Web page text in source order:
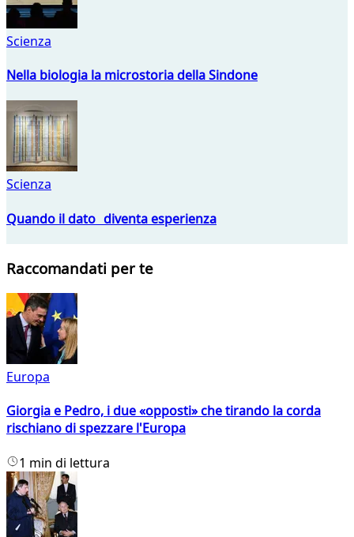
Scienza
Nella biologia la microstoria della Sindone
Scienza
Quando il dato diventa esperienza
Raccomandati per te
Europa
Giorgia e Pedro, i due «opposti» che tirando la corda
rischiano di spezzare l'Europa
1 min di lettura